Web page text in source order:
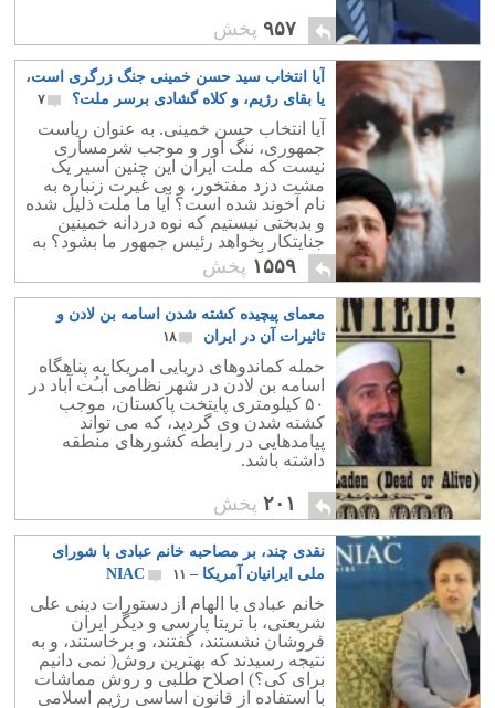
۹۵۷ پخش
آیا انتخاب سید حسن خمینی جنگ زرگری است،
یا بقای رژیم، و کلاه گشادی برسر ملت؟
۷
آیا انتخاب حسن خمینی. به عنوان ریاست
جمهوری، ننگ آور و موجب شرمساری
نیست که ملت ایران این چنین اسیر یک
مشت دزد مفتخور، و بی غیرت زنباره به
نام آخوند شده است؟ آیا ما ملت ذلیل شده
و بدبختی نیستیم که نوه دردانه خمینین
جنایتکار بخواهد رئیس جمهور ما بشود؟ به
راستی ننگ و نفرین بر ما که چنین خرد
باخته ایم.
۱۵۵۹ پخش
معمای پیچیده کشته شدن اسامه بن لادن و
تاثیرات آن در ایران
۱۸
حمله کماندوهای دریایی امریکا به پناهگاه
اسامه بن لادن در شهر نظامی آبـُت آباد در
۵۰ کیلومتری پایتخت پاکستان، موجب
کشته شدن وی گردید، که می تواند
پیامدهایی در رابطه کشورهای منطقه
داشته باشد.
۲۰۱ پخش
نقدی چند، بر مصاحبه خانم عبادی با شورای
ملی ایرانیان آمریکا – NIAC ۱۱
خانم عبادی با الهام از دستورات دینی علی
شریعتی، با تریتا پارسی و دیگر ایران
فروشان نشستند، گفتند، و برخاستند، و به
نتیجه رسیدند که بهترین روش( نمی دانیم
برای کی؟) اصلاح طلبی و روش مماشات
با استفاده از قانون اساسی رژیم اسلامی